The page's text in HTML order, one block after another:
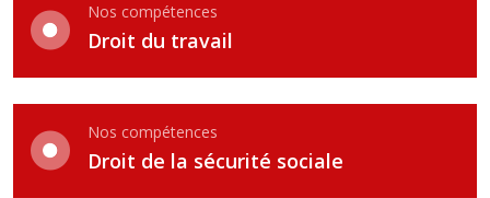
Nos compétences
Droit du travail
Nos compétences
Droit de la sécurité sociale